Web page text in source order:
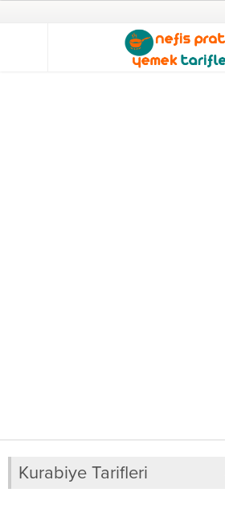
Kurabiye Tarifleri